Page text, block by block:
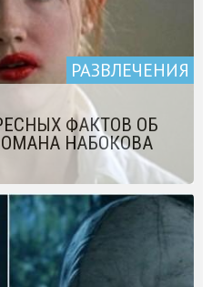
РАЗВЛЕЧЕНИЯ
ФАКТОВ ОБ
НАБОКОВА